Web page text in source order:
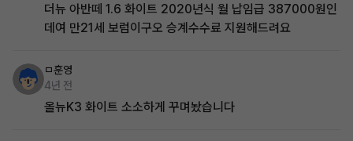
더뉴 아반떼 1.6 화이트 2020년식 월 납임급 387000원인
데여 만21세 보럼이구오 승계수수료 지원해드려요
ㅁ훈영
4년 전
올뉴K3 화이트 소소하게 꾸며놨습니다